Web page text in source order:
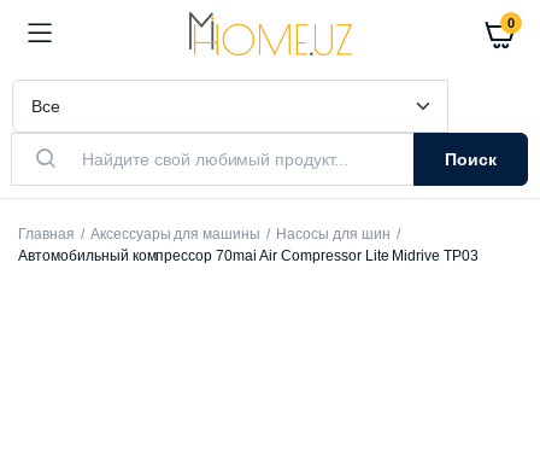
0
Поиск
Главная Аксессуары для машины
Насосы для шин
Автомобильный компрессор 70mai Air Compressor Lite Midrive TP03